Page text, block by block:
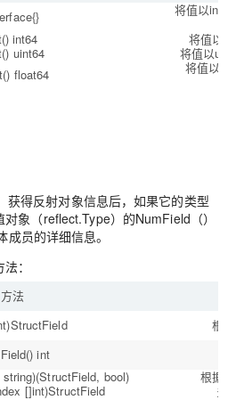
将值以
int64
将值以
uint64
将值以
float64
将值以双
获得反射对象信息后，如果它的类型
象（reflect.Type）的NumField（）
员的详细信息。
：
方法
根
int
bool)
根据
[]int)StructField
多